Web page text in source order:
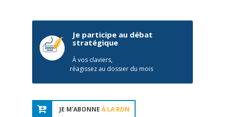
Je participe au débat
stratégique
À vos claviers,
réagissez au dossier du mois
JE M'ABONNE À LA RDN